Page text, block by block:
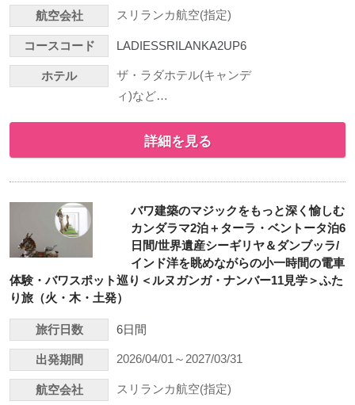
航空会社 スリランカ航空(指定)
コースコード LADIESSRILANKA2UP6
ホテル
ザ・ラダホテル(キャンデ
ィ)など…
詳細を見る
バワ建築のマジックをもっと深く愉しむ
カンダラマ2泊＋ターラ・ベントータ泊6
日間/世界遺産シーギリヤ＆ダンブッラ/
インド洋を眺めながらの小一時間の電車
体験・バワスポット巡り＜ルヌガンガ・ナンバー11見学＞ふた
り旅（火・木・土発）
旅行日数 6日間
出発期間 2026/04/01～2027/03/31
航空会社 スリランカ航空(指定)